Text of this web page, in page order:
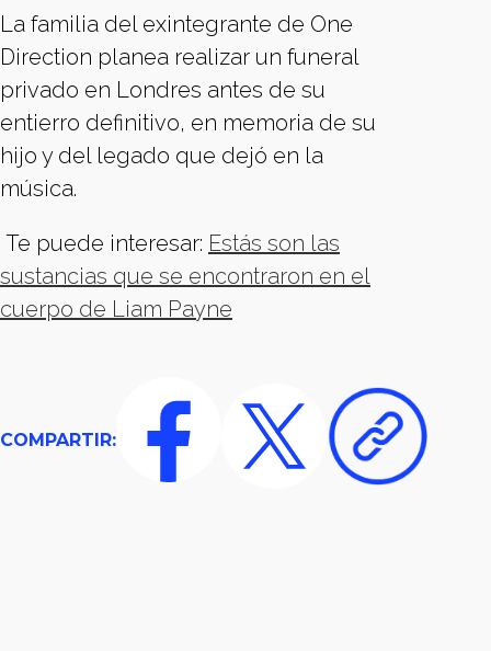
La familia del exintegrante de One
Direction planea realizar un funeral
privado en Londres antes de su
entierro definitivo, en memoria de su
hijo y del legado que dejó en la
música.
Te puede interesar: Estás son las
sustancias que se encontraron en el
cuerpo de Liam Payne
COMPARTIR: